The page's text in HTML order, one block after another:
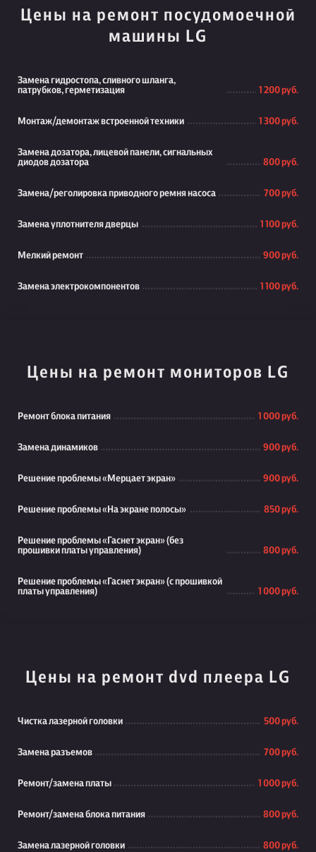
Цены на ремонт посудомоечной
машины LG
Замена гидростопа, сливного шланга,
патрубков, герметизация
1 200 руб.
Монтаж/демонтаж встроенной техники 1 300 руб.
Замена дозатора, лицевой панели, сигнальных
диодов дозатора
800 руб.
Замена/реголировка приводного ремня насоса 700 руб.
Замена уплотнителя дверцы 1 100 руб.
Мелкий ремонт 900 руб.
Замена электрокомпонентов 1 100 руб.
Цены на ремонт мониторов LG
Ремонт блока питания 1 000 руб.
Замена динамиков 900 руб.
Решение проблемы «Мерцает экран» 900 руб.
Решение проблемы «На экране полосы» 850 руб.
Решение проблемы «Гаснет экран» (без
прошивки платы управления)
800 руб.
Решение проблемы «Гаснет экран» (с прошивкой
платы управления)
1 000 руб.
Цены на ремонт dvd плеера LG
Чистка лазерной головки 500 руб.
Замена разъемов 700 руб.
Ремонт/замена платы 1 000 руб.
Ремонт/замена блока питания 800 руб.
Замена лазерной головки 800 руб.